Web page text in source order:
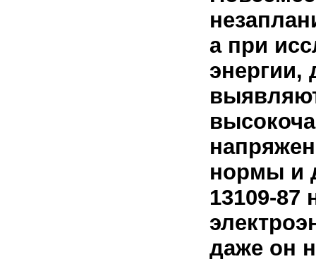
а при
энергии,
нормы и
13109-87
даже он